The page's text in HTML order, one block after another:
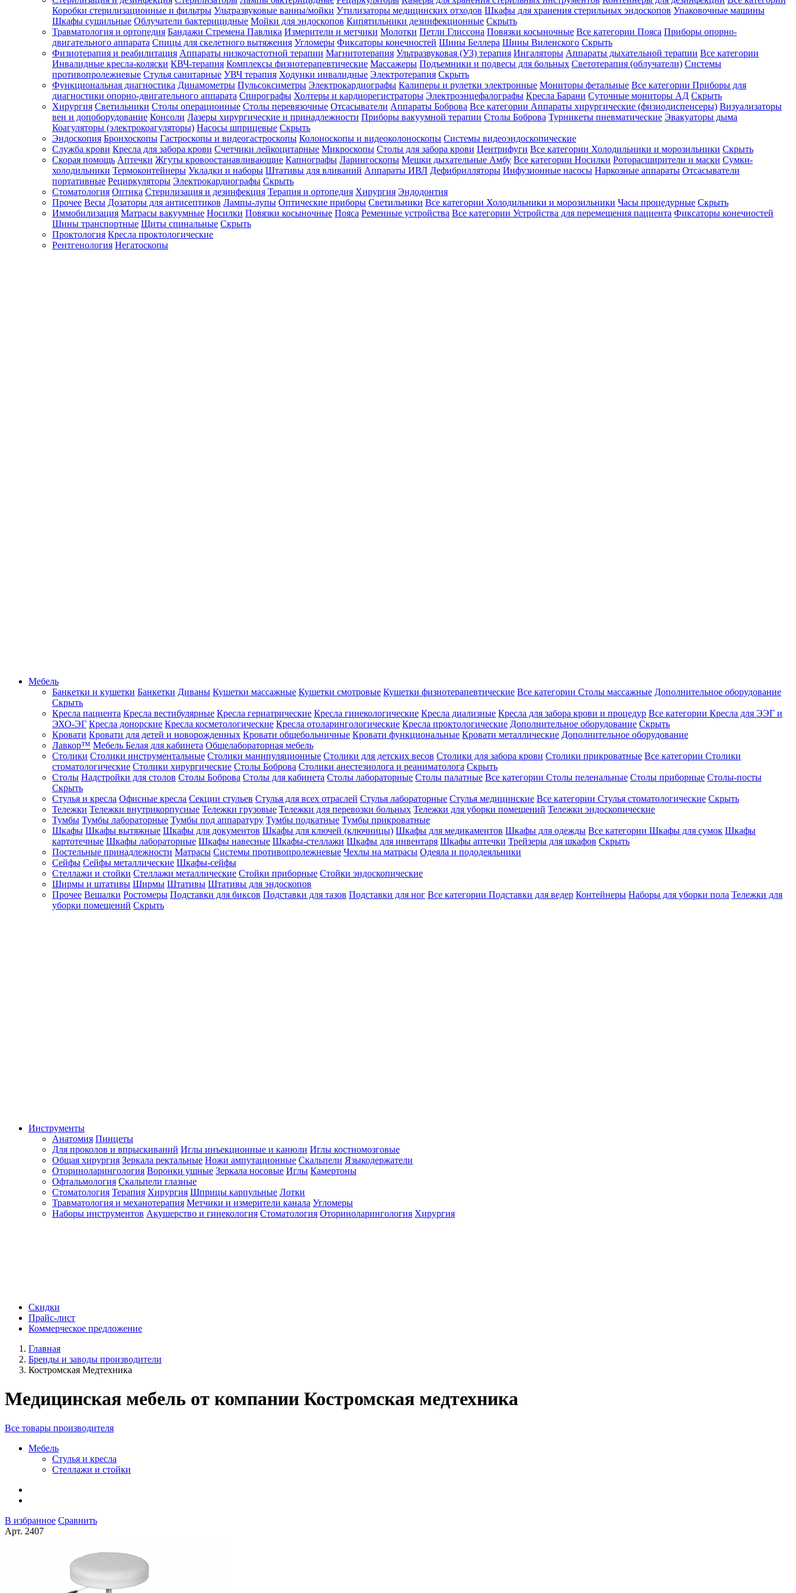
Зарегистрироваться
Зачем
регистрироваться?
Все
покупки
в
одном
месте
Личный
менеджер
Отслеживание
статуса
заказа
Коробки стерилизационные и фильтры Ультразвуковые ванны/мойки Утилизаторы медицинских отходов Шкафы для хранения стерильных эндоскопов Упаковочные машины
Шкафы сушильные Облучатели бактерицидные Мойки для эндоскопов Кипятильники дезинфекционные Скрыть
Травматология и ортопедия Бандажи Стремена Павлика Измерители и метчики Молотки Петли Глиссона Повязки косыночные Все категории Пояса Приборы опорно-
двигательного аппарата Спицы для скелетного вытяжения Угломеры Фиксаторы конечностей Шины Беллера Шины Виленского Скрыть
Физиотерапия и реабилитация Аппараты низкочастотной терапии Магнитотерапия Ультразвуковая (УЗ) терапия Ингаляторы Аппараты дыхательной терапии Все категории
Инвалидные кресла-коляски КВЧ-терапия Комплексы физиотерапевтические Массажеры Подъемники и подвесы для больных Светотерапия (облучатели) Системы
противопролежневые Стулья санитарные УВЧ терапия Ходунки инвалидные Электротерапия Скрыть
Функциональная диагностика Динамометры Пульсоксиметры Электрокардиографы Калиперы и рулетки электронные Мониторы фетальные Все категории Приборы для
диагностики опорно-двигательного аппарата Спирографы Холтеры и кардиорегистраторы Электроэнцефалографы Кресла Барани Суточные мониторы АД Скрыть
Хирургия Светильники Столы операционные Столы перевязочные Отсасыватели Аппараты Боброва Все категории Аппараты хирургические (физиодиспенсеры) Визуализаторы
вен и допоборудование Консоли Лазеры хирургические и принадлежности Приборы вакуумной терапии Столы Боброва Турникеты пневматические Эвакуаторы дыма
Коагуляторы (электрокоагуляторы) Насосы шприцевые Скрыть
Эндоскопия Бронхоскопы Гастроскопы и видеогастроскопы Колоноскопы и видеоколоноскопы Системы видеоэндоскопические
Служба крови Кресла для забора крови Счетчики лейкоцитарные Микроскопы Столы для забора крови Центрифуги Все категории Холодильники и морозильники Скрыть
Скорая помощь Аптечки Жгуты кровоостанавливающие Капнографы Ларингоскопы Мешки дыхательные Амбу Все категории Носилки Роторасширители и маски Сумки-
холодильники Термоконтейнеры Укладки и наборы Штативы для вливаний Аппараты ИВЛ Дефибрилляторы Инфузионные насосы Наркозные аппараты Отсасыватели
портативные Рециркуляторы Электрокардиографы Скрыть
Стоматология Оптика Стерилизация и дезинфекция Терапия и ортопедия Хирургия Эндодонтия
Прочее Весы Дозаторы для антисептиков Лампы-лупы Оптические приборы Светильники Все категории Холодильники и морозильники Часы процедурные Скрыть
Иммобилизация Матрасы вакуумные Носилки Повязки косыночные Пояса Ременные устройства Все категории Устройства для перемещения пациента Фиксаторы конечностей
Шины транспортные Щиты спинальные Скрыть
Проктология Кресла проктологические
Рентгенология Негатоскопы
Мебель
Банкетки и кушетки Банкетки Диваны Кушетки массажные Кушетки смотровые Кушетки физиотерапевтические Все категории Столы массажные Дополнительное оборудование
Скрыть
Кресла пациента Кресла вестибулярные Кресла гериатрические Кресла гинекологические Кресла диализные Кресла для забора крови и процедур Все категории Кресла для ЭЭГ и
ЭХО-ЭГ Кресла донорские Кресла косметологические Кресла отоларингологические Кресла проктологические Дополнительное оборудование Скрыть
Кровати Кровати для детей и новорожденных Кровати общебольничные Кровати функциональные Кровати металлические Дополнительное оборудование
Лавкор™ Мебель Белая для кабинета Общелабораторная мебель
Столики Столики инструментальные Столики манипуляционные Столики для детских весов Столики для забора крови Столики прикроватные Все категории Столики
стоматологические Столики хирургические Столы Боброва Столики анестезиолога и реаниматолога Скрыть
Столы Надстройки для столов Столы Боброва Столы для кабинета Столы лабораторные Столы палатные Все категории Столы пеленальные Столы приборные Столы-посты
Скрыть
Стулья и кресла Офисные кресла Секции стульев Стулья для всех отраслей Стулья лабораторные Стулья медицинские Все категории Стулья стоматологические Скрыть
Тележки Тележки внутрикорпусные Тележки грузовые Тележки для перевозки больных Тележки для уборки помещений Тележки эндоскопические
Тумбы Тумбы лабораторные Тумбы под аппаратуру Тумбы подкатные Тумбы прикроватные
Шкафы Шкафы вытяжные Шкафы для документов Шкафы для ключей (ключницы) Шкафы для медикаментов Шкафы для одежды Все категории Шкафы для сумок Шкафы
картотечные Шкафы лабораторные Шкафы навесные Шкафы-стеллажи Шкафы для инвентаря Шкафы аптечки Трейзеры для шкафов Скрыть
Постельные принадлежности Матрасы Системы противопролежневые Чехлы на матрасы Одеяла и пододеяльники
Сейфы Сейфы металлические Шкафы-сейфы
Стеллажи и стойки Стеллажи металлические Стойки приборные Стойки эндоскопические
Ширмы и штативы Ширмы Штативы Штативы для эндоскопов
Прочее Вешалки Ростомеры Подставки для биксов Подставки для тазов Подставки для ног Все категории Подставки для ведер Контейнеры Наборы для уборки пола Тележки для
уборки помещений Скрыть
Инструменты
Анатомия Пинцеты
Для проколов и впрыскиваний Иглы инъекционные и канюли Иглы костномозговые
Общая хирургия Зеркала ректальные Ножи ампутационные Скальпели Языкодержатели
Оториноларингология Воронки ушные Зеркала носовые Иглы Камертоны
Офтальмология Скальпели глазные
Стоматология Терапия Хирургия Шприцы карпульные Лотки
Травматология и механотерапия Метчики и измерители канала Угломеры
Наборы инструментов Акушерство и гинекология Стоматология Оториноларингология Хирургия
Скидки
Прайс-лист
Коммерческое предложение
Главная
Бренды и заводы производители
Костромская Медтехника
Медицинская мебель от компании Костромская медтехника
Все товары производителя
Мебель
Стулья и кресла
Стеллажи и стойки
В избранное Сравнить
Арт. 2407